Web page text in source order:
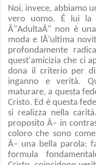
Noi, invece, abbiamo
vero uomo. É lui la
Â"AdultaÂ" non è
moda e lÂ'ultima
profondamente
quest'amicizia che ci
dona il criterio per
inganno e verità.
maturare, a questa
Cristo. Ed è questa
si realizza nella
proposito Â– in
coloro che sono
Â– una bella parola:
formula